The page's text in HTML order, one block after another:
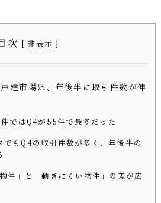
次 [ 非表示 ]
建市場は、年後半に取引件数が伸
ではQ4が55件で最多だった
でもQ4の取引件数が多く、年後半の
件」と「動きにくい物件」の差が広